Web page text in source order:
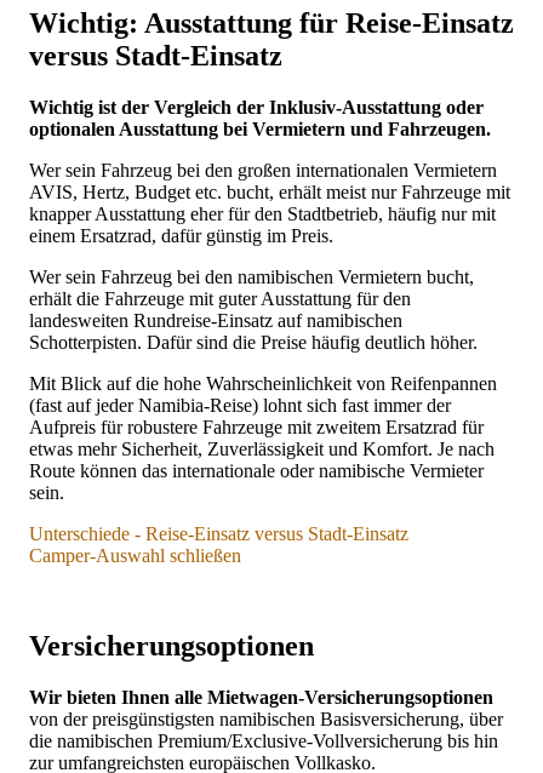
Komfortable,
große, robuste Allrad-Fahrzeuge, komplett staubdicht dank
ihrer SUV-Bauform.
Ideal für gehobene Lodge-Reisen auf fast allen touristischen
Routen. Bequeme Größe für 4 Personen mit mittlerem Gepäck
ohne große Hartschalenkoffer.
Preise
je nach Saison, Reisedauer, Vermieter, Storno-Optionen,
Ausstattung und Verfügbarkeit:
inklusive Vollkasko und Personenhaftpflicht
Sonderangebote teils ab etwa 85 € pro Tag, sonst je nach
Saison 100 bis 125 € pro Tag für üblich ausgestattete
Spezialausstattungen
mit namibischer Premium-Versicherung
Verfügbarkeit und dynamische Tagespreise senden wir Ihnen
und Zusatzwünsche. Fragen zum passenden Fahrzeugtyp,
Ausstattung und Versicherung je nach Reisetyp, Route,
Reisedauer und Saison beantworten wir gern:
Vollkasko inklusive Personenhaftpflicht. Unterschiede erklären
wir im Abschnitt
Versicherungsoptionen & Gebühren
2026, Stand Januar 2026 bei einem Wechselkurs von 1:20
EUR zu NAD. Tagespreise auf Anfrage.
Toyota Hilux Double Cab mit Dachzelten und / oder
Bodenzelten
Der Toyota
Hilux ist unangefochten das Lieblingsfahrzeug vieler Namibier.
Für unsere Vollkasko-Camperwird der Toyota Hilux je
Bodenzelten ausgestattet. Bei den Dachzelten können Sie
zwischen mehreren Breiten wählen: standardmäßig 1,40m breit
für 2 Erwachsene oder 1,60m breit z.B. für Eltern mit einem
Wichtig: Ausstattung für Reise-Einsatz
versus Stadt-Einsatz
Wichtig ist der Vergleich der Inklusiv-Ausstattung oder
optionalen Ausstattung bei Vermietern und Fahrzeugen.
Wer sein Fahrzeug bei den großen internationalen Vermietern
AVIS, Hertz, Budget etc. bucht, erhält meist nur Fahrzeuge mit
knapper Ausstattung eher für den Stadtbetrieb, häufig nur mit
einem Ersatzrad, dafür günstig im Preis.
Wer sein Fahrzeug bei den namibischen Vermietern bucht,
erhält die Fahrzeuge mit guter Ausstattung für den
landesweiten Rundreise-Einsatz auf namibischen
Schotterpisten. Dafür sind die Preise häufig deutlich höher.
Mit Blick auf die hohe Wahrscheinlichkeit von Reifenpannen
(fast auf jeder Namibia-Reise) lohnt sich fast immer der
Aufpreis für robustere Fahrzeuge mit zweitem Ersatzrad für
etwas mehr Sicherheit, Zuverlässigkeit und Komfort. Je nach
Route können das internationale oder namibische Vermieter
sein.
Meist gelten folgende Unterschiede:
Europcar, AVIS, Hertz, Budget etc.
(meist gebucht über Internetplattformen und große
Übernahme und Abgabe direkt am Flughafenschalter
Straßenbereifung
Unterschiede - Reise-Einsatz versus Stadt-Einsatz
Camper-Auswahl schließen
Versicherungsoptionen
Wir bieten Ihnen alle Mietwagen-Versicherungsoptionen
von der preisgünstigsten namibischen Basisversicherung, über
die namibischen Premium/Exclusive-Vollversicherung bis hin
zur umfangreichsten europäischen Vollkasko.